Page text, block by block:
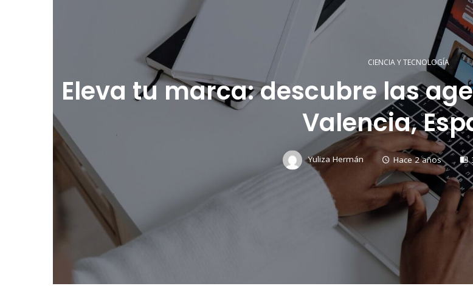
CIENCIA Y TECNOLOGÍA
Eleva tu marca: descubre las
Valencia,
Yuliza Hermán Hace 2 años